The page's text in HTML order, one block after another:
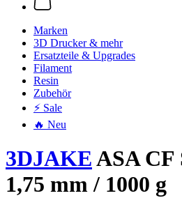
Marken
3D Drucker & mehr
Ersatzteile & Upgrades
Filament
Resin
Zubehör
⚡ Sale
🔥 Neu
3DJAKEASA CF
1,75 mm / 1000 g